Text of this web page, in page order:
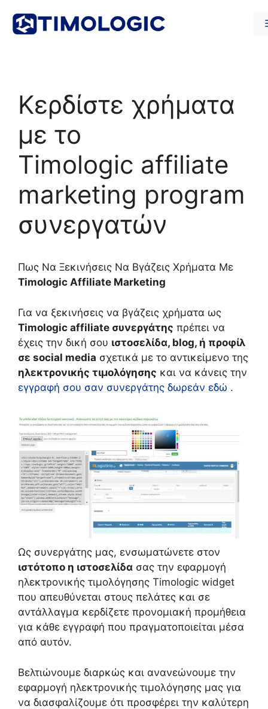
περιεχόμενο
Κερδίστε χρήματα
με το
Timologic affiliate
marketing program
συνεργατών
Πως Nα Ξεκινήσεις Να Βγάζεις Χρήματα Με
Timologic Affiliate Marketing
Για να ξεκινήσεις να βγάζεις χρήματα ως
Timologic affiliate συνεργάτης πρέπει να
έχεις την δική σου ιστοσελίδα, blog, ή προφίλ
σε social media σχετικά με το αντικείμενο της
ηλεκτρονικής τιμολόγησης και να κάνεις την
εγγραφή σου σαν συνεργάτης δωρεάν εδώ .
Ως συνεργάτης μας, ενσωματώνετε στον
ιστότοπο η ιστοσελίδα σας την εφαρμογή
ηλεκτρονικής τιμολόγησης Timologic widget
που απευθύνεται στους πελάτες και σε
αντάλλαγμα κερδίζετε προνομιακή προμήθεια
για κάθε εγγραφή που πραγματοποιείται μέσα
από αυτόν.
Βελτιώνουμε διαρκώς και ανανεώνουμε την
εφαρμογή ηλεκτρονικής τιμολόγησης μας για
να διασφαλίζουμε ότι προσφέρει την καλύτερη